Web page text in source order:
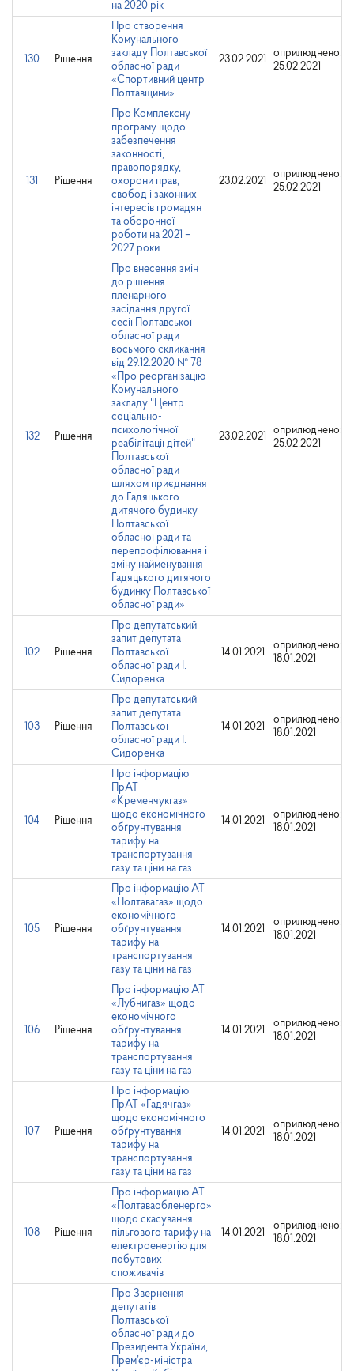
на 2020 рік
130 Рішення
Про створення
Комунального
закладу Полтавської
обласної ради
«Спортивний центр
Полтавщини»
23.02.2021
оприлюднено:
25.02.2021
131 Рішення
Про Комплексну
програму щодо
забезпечення
законності,
правопорядку,
охорони прав,
свобод і законних
інтересів громадян
та оборонної
роботи на 2021 –
2027 роки
23.02.2021
оприлюднено:
25.02.2021
132 Рішення
Про внесення змін
до рішення
пленарного
засідання другої
сесії Полтавської
обласної ради
восьмого скликання
від 29.12.2020 № 78
«Про реорганізацію
Комунального
закладу "Центр
соціально-
психологічної
реабілітації дітей"
Полтавської
обласної ради
шляхом приєднання
до Гадяцького
дитячого будинку
Полтавської
обласної ради та
перепрофілювання і
зміну найменування
Гадяцького дитячого
будинку Полтавської
обласної ради»
23.02.2021
оприлюднено:
25.02.2021
102 Рішення
Про депутатський
запит депутата
Полтавської
обласної ради І.
Сидоренка
14.01.2021
оприлюднено:
18.01.2021
103 Рішення
Про депутатський
запит депутата
Полтавської
обласної ради І.
Сидоренка
14.01.2021
оприлюднено:
18.01.2021
104 Рішення
Про інформацію
ПрАТ
«Кременчукгаз»
щодо економічного
обґрунтування
тарифу на
транспортування
газу та ціни на газ
14.01.2021
оприлюднено:
18.01.2021
105 Рішення
Про інформацію АТ
«Полтавагаз» щодо
економічного
обґрунтування
тарифу на
транспортування
газу та ціни на газ
14.01.2021
оприлюднено:
18.01.2021
106 Рішення
Про інформацію АТ
«Лубнигаз» щодо
економічного
обґрунтування
тарифу на
транспортування
газу та ціни на газ
14.01.2021
оприлюднено:
18.01.2021
107 Рішення
Про інформацію
ПрАТ «Гадячгаз»
щодо економічного
обґрунтування
тарифу на
транспортування
газу та ціни на газ
14.01.2021
оприлюднено:
18.01.2021
108 Рішення
Про інформацію АТ
«Полтаваобленерго»
щодо скасування
пільгового тарифу на
електроенергію для
побутових
споживачів
14.01.2021
оприлюднено:
18.01.2021
Про Звернення
депутатів
Полтавської
обласної ради до
Президента України,
Прем’єр-міністра